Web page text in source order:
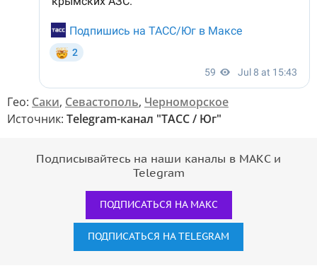
Гео: Саки, Севастополь, Черноморское
Источник: Telegram-канал "ТАСС / Юг"
Подписывайтесь на наши каналы в МАКС и
Telegram
ПОДПИСАТЬСЯ НА МАКС
ПОДПИСАТЬСЯ НА TELEGRAM